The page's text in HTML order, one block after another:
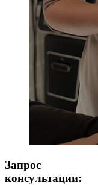
Запрос
консультации: